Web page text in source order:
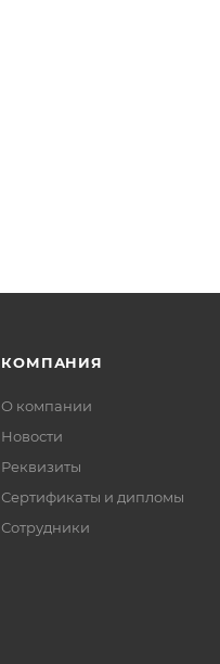
КОМПАНИЯ
О компании
Новости
Реквизиты
Сертификаты и дипломы
Сотрудники